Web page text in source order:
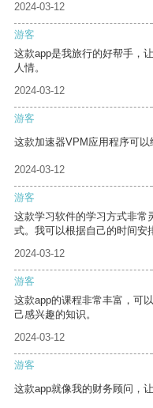
2024-03-12
游客
这款app是我旅行的好帮手，
人情。
2024-03-12
游客
这款加速器VPM应用程序可以
2024-03-12
游客
这款学习软件的学习方式非常
式。我可以根据自己的时间安
2024-03-12
游客
这款app的课程非常丰富，可
己感兴趣的知识。
2024-03-12
游客
这款app就像我的财务顾问，